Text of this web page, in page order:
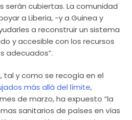
serán cubiertas. La comunidad
a Liberia, -y a Guinea y
a reconstruir un sistema
y accesible con los recursos
adecuados”.
tal y como se recogía en el
más allá del límite,
de marzo, ha expuesto “la
sanitarios de países en vías